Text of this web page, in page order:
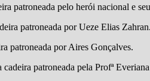
patroneada pelo herói nacional e
patroneada por Ueze Elias Zahran.
patroneada por Aires Gonçalves.
patroneada pela Profª